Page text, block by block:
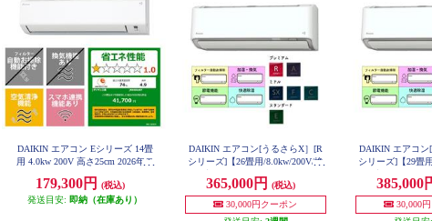
DAIKIN エアコン Eシリーズ 14畳
用 4.0kw 200V 高さ25cm 2026年モ
179,300円
(税込)
発送目安: 即納（在庫あり）
DAIKIN エアコン[うるさらX］[R
シリーズ]【26畳用/8.0kw/200V/換
025年モデル】★大型配送対象商品
AN805ARP-W-ESET
365,000円
(税込)
30,000円クーポン
DAIKIN エアコン
シリーズ]【29畳
025年モデル】★
385,000
30,000